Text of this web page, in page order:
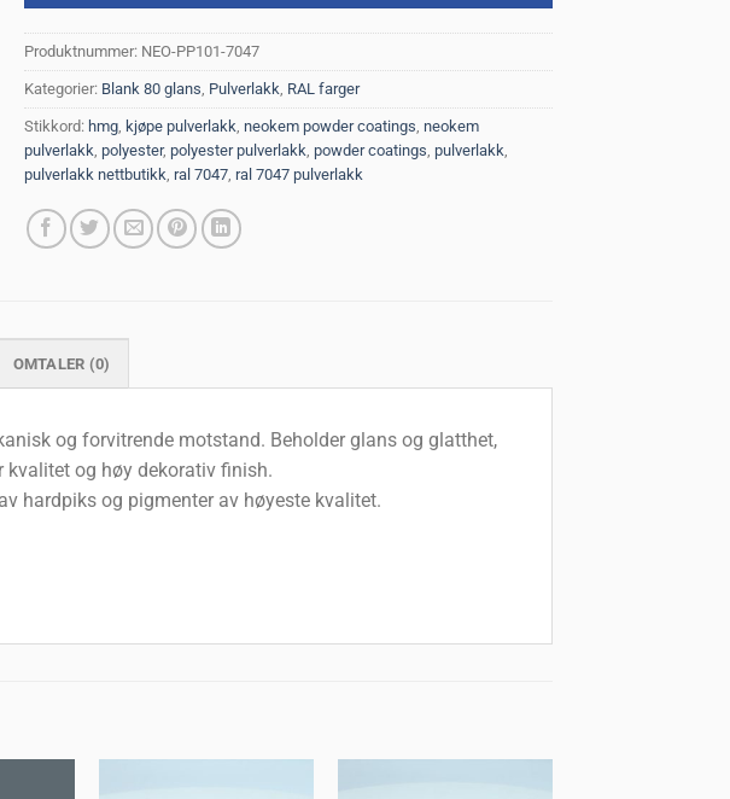
Produktnummer: NEO-PP101-7047
Kategorier: Blank 80 glans, Pulverlakk, RAL farger
Stikkord: hmg, kjøpe pulverlakk, neokem powder coatings, neokem
pulverlakk, polyester, polyester pulverlakk, powder coatings, pulverlakk,
pulverlakk nettbutikk, ral 7047, ral 7047 pulverlakk
OMTALER (0)
og forvitrende motstand. Beholder glans og glatthet,
kvalitet og høy dekorativ finish.
hardpiks og pigmenter av høyeste kvalitet.